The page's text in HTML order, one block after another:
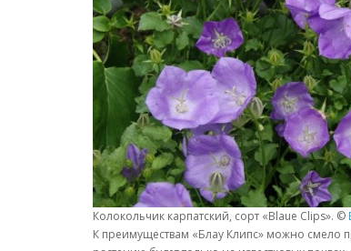
Колокольчик карпатский, сорт «Blaue Clips». ©
К преимуществам «Блау Клипс» можно смело